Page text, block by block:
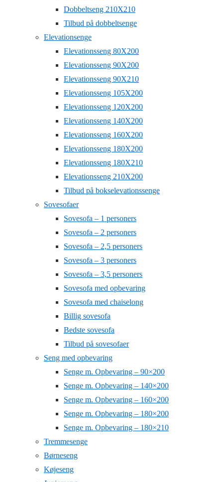
Dobbeltseng 210X210
Tilbud på dobbeltsenge
Elevationsenge
Elevationsseng 80X200
Elevationsseng 90X200
Elevationsseng 90X210
Elevationsseng 105X200
Elevationsseng 120X200
Elevationsseng 140X200
Elevationsseng 160X200
Elevationsseng 180X200
Elevationsseng 180X210
Elevationsseng 210X200
Tilbud på bokselevationssenge
Sovesofaer
Sovesofa – 1 personers
Sovesofa – 2 personers
Sovesofa – 2,5 personers
Sovesofa – 3 personers
Sovesofa – 3,5 personers
Sovesofa med opbevaring
Sovesofa med chaiselong
Billig sovesofa
Bedste sovesofa
Tilbud på sovesofaer
Seng med opbevaring
Senge m. Opbevaring – 90×200
Senge m. Opbevaring – 140×200
Senge m. Opbevaring – 160×200
Senge m. Opbevaring – 180×200
Senge m. Opbevaring – 180×210
Tremmesenge
Børneseng
Køjeseng